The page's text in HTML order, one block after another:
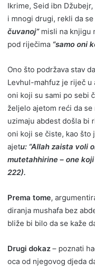
Ikrime, Seid ibn
i mnogi drugi, rekli da
čuvanoj”misli na knjigu
pod riječima “samo oni
Ono što podržava stav
Levhul-mahfuz je riječ u
oni koji su sami po sebi
željelo ajetom reći da
uzimaju abdest došla bi
oni koji se čiste, kao što
ajetu: “Allah zaista voli
mutetahhirine – one
222).
Prema tome,
diranja mushafa bez
bliže bi bilo da se kaže
Drugi dokaz – poznati
oca od njegovog djeda